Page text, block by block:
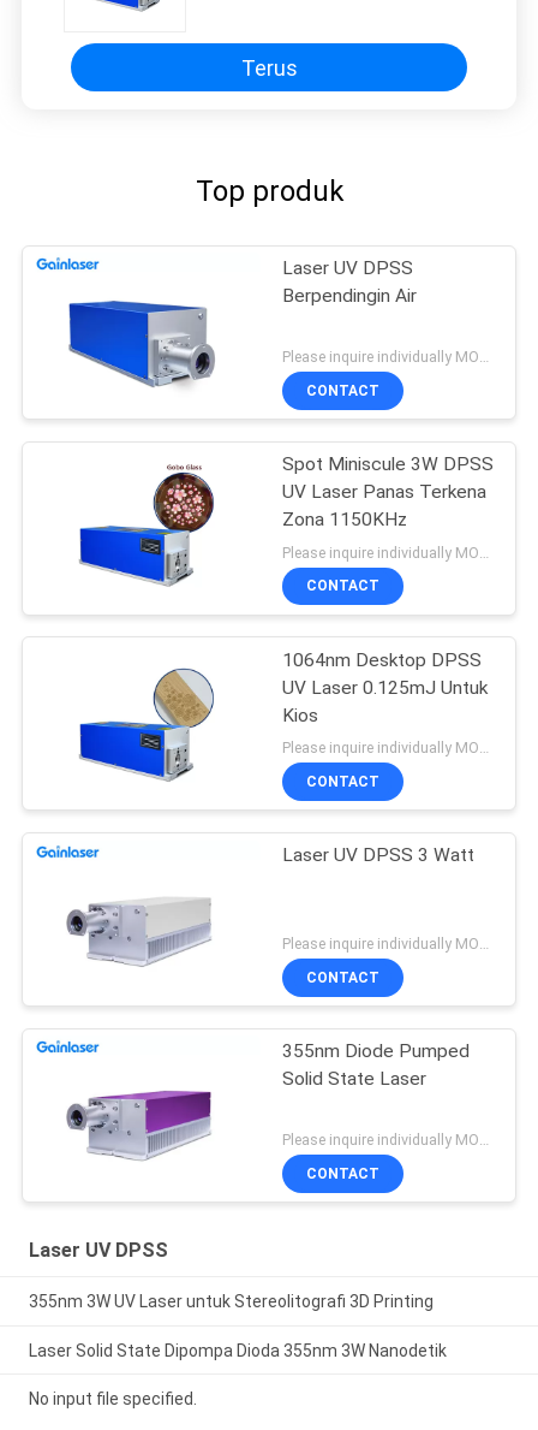
Terus
Top produk
Laser UV DPSS
Berpendingin Air
CONTACT
Spot Miniscule 3W DPSS
UV Laser Panas Terkena
Zona 1150KHz
CONTACT
1064nm Desktop DPSS
UV Laser 0.125mJ Untuk
Kios
Please inquire individually MOQ:1
CONTACT
Laser UV DPSS 3 Watt
Please inquire individually MOQ:1
CONTACT
355nm Diode Pumped
Solid State Laser
CONTACT
Laser UV DPSS
355nm 3W UV Laser untuk Stereolitografi 3D Printing
Laser Solid State Dipompa Dioda 355nm 3W Nanodetik
No input file specified.